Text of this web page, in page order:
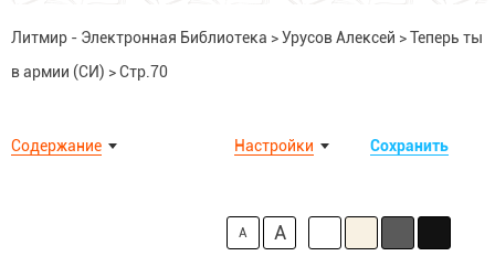
Литмир - Электронная Библиотека >Урусов Алексей >Теперь ты
в армии (СИ) >Стр.70
Содержание Сохранить
Настройки
A A